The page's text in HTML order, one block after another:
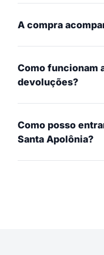
A compra
Como funcionam
devoluções?
Como posso
Santa Apolônia?